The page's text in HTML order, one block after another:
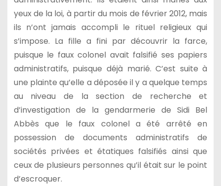
yeux de la loi, à partir du mois de février 2012, mais
ils n’ont jamais accompli le rituel religieux qui
s’impose. La fille a fini par découvrir la farce,
puisque le faux colonel avait falsifié ses papiers
administratifs, puisque déjà marié. C’est suite à
une plainte qu’elle a déposée il y a quelque temps
au niveau de la section de recherche et
d’investigation de la gendarmerie de Sidi Bel
Abbès que le faux colonel a été arrêté en
possession de documents administratifs de
sociétés privées et étatiques falsifiés ainsi que
ceux de plusieurs personnes qu’il était sur le point
d’escroquer.